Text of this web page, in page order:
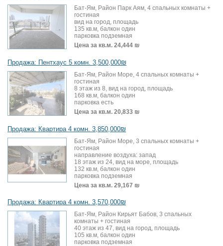
Бат-Ям, Район Парк Аям, 4 спальных комнаты +
гостиная
вид на город, площадь
135 кв.м, балкон один
парковка подземная
Цена за кв.м. 24,444 ₪
Продажа: Пентхаус 5 комн. 3,500,000₪
Бат-Ям, Район Море, 4 спальных комнаты +
гостиная
8 этаж из 8, вид на город, площадь
168 кв.м, балкон один
парковка есть
Цена за кв.м. 20,833 ₪
Продажа: Квартира 4 комн. 3,850,000₪
Бат-Ям, Район Море, 3 спальных комнаты +
гостиная
направление воздуха: запад
18 этаж из 24, вид на море, площадь
132 кв.м, балкон один
парковка подземная
Цена за кв.м. 29,167 ₪
Продажа: Квартира 4 комн. 3,570,000₪
Бат-Ям, Район Кирьят Бабов, 3 спальных
комнаты + гостиная
40 этаж из 47, вид на город, площадь
105 кв.м, балкон один
парковка подземная